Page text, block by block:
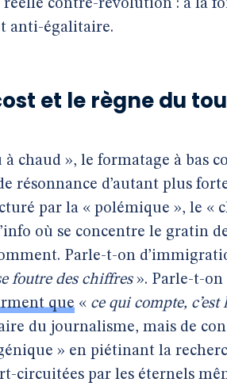
contre-révolution : à la
anti-égalitaire.
et le règne du
à chaud », le formatage à bas
résonnance d’autant plus
par la « polémique », le «
où se concentre le gratin
Parle-t-on
foutre des chiffres». Parle-t-on
que « ce qui compte,
du journalisme, mais de
» en piétinant la
circuitées par les éternels